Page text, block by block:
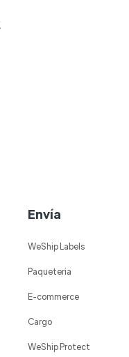
Envía
WeShip Labels
Paqueteria
E-commerce
Cargo
WeShip Protect